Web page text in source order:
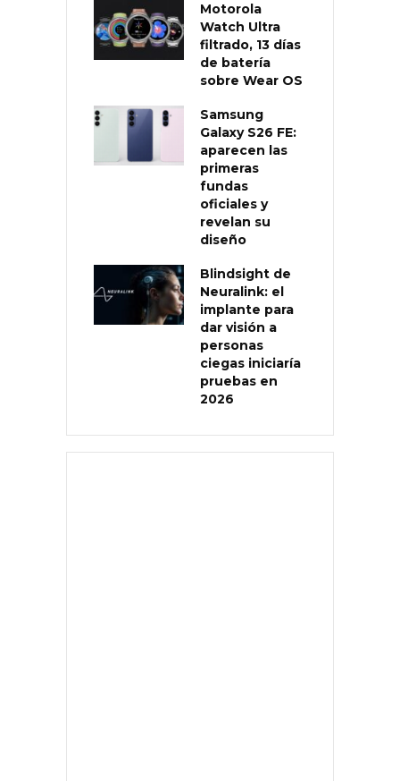
Motorola
Watch Ultra
filtrado, 13 días
de batería
sobre Wear OS
Samsung
Galaxy S26 FE:
aparecen las
primeras
fundas
oficiales y
revelan su
diseño
Blindsight de
Neuralink: el
implante para
dar visión a
personas
ciegas iniciaría
pruebas en
2026